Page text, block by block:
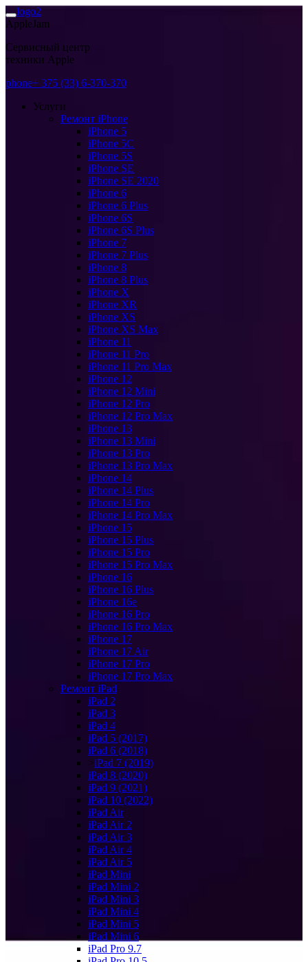
AppleJam
Сервисный центр
техники Apple
+ 375 (33) 6-370-370
Услуги
Ремонт iPhone
iPhone 5
iPhone 5C
iPhone 5S
iPhone SE
iPhone SE 2020
iPhone 6
iPhone 6 Plus
iPhone 6S
iPhone 6S Plus
iPhone 7
iPhone 7 Plus
iPhone 8
iPhone 8 Plus
iPhone X
iPhone XR
iPhone XS
iPhone XS Max
iPhone 11
iPhone 11 Pro
iPhone 11 Pro Max
iPhone 12
iPhone 12 Mini
iPhone 12 Pro
iPhone 12 Pro Max
iPhone 13
iPhone 13 Mini
iPhone 13 Pro
iPhone 13 Pro Max
iPhone 14
iPhone 14 Plus
iPhone 14 Pro
iPhone 14 Pro Max
iPhone 15
iPhone 15 Plus
iPhone 15 Pro
iPhone 15 Pro Max
iPhone 16
iPhone 16 Plus
iPhone 16e
iPhone 16 Pro
iPhone 16 Pro Max
iPhone 17
iPhone 17 Air
iPhone 17 Pro
iPhone 17 Pro Max
Ремонт iPad
iPad 2
iPad 3
iPad 4
iPad 5 (2017)
iPad 6 (2018)
>iPad 7 (2019)
iPad 8 (2020)
iPad 9 (2021)
iPad 10 (2022)
iPad Air
iPad Air 2
iPad Air 3
iPad Air 4
iPad Air 5
iPad Mini
iPad Mini 2
iPad Mini 3
iPad Mini 4
iPad Mini 5
iPad Mini 6
iPad Pro 9.7